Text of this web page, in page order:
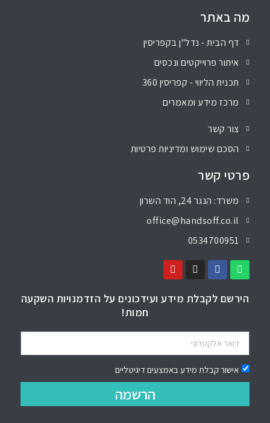
מה באתר
דף הבית - נדל"ן בקפריסין
איתור פרוייקטים ונכסים
תכנית הליווי - קפריסין 360
מרכז מידע ומאמרים
צור קשר
הסכם שימוש ומדיניות פרטיות
פרטי קשר
משרד: הנגר 24, הוד השרון
office@handsoff.co.il
0534700951
הירשם לקבלת מידע ועידכונים על הזדמנויות השקעה
חמות!
אישור קבלת מידע באמצעים דיגיטליים
הרשמה